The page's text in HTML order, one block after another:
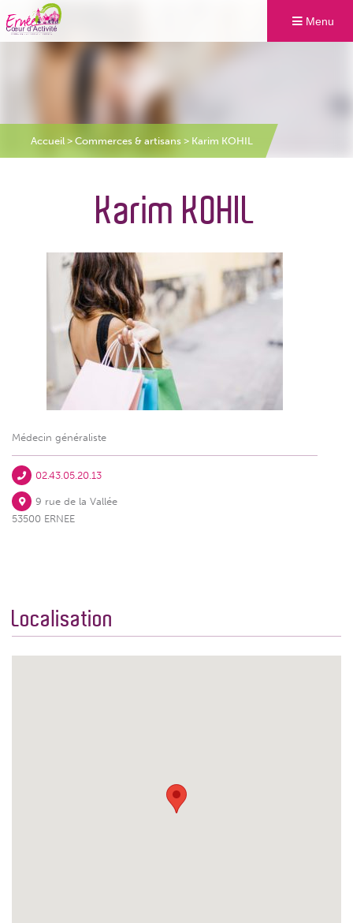
Menu
Accueil> Commerces & artisans > Karim KOHIL
Karim KOHIL
Médecin généraliste
02.43.05.20.13
9 rue de la Vallée
53500 ERNEE
Localisation